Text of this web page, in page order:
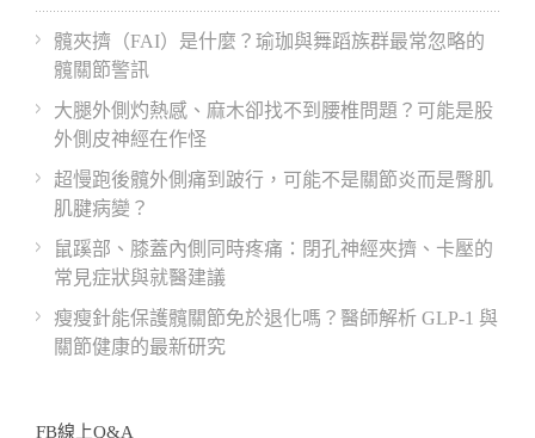
髖夾擠（FAI）是什麼？瑜珈與舞蹈族群最常忽略的
髖關節警訊
大腿外側灼熱感、麻木卻找不到腰椎問題？可能是股
外側皮神經在作怪
超慢跑後髖外側痛到跛行，可能不是關節炎而是臀肌
肌腱病變？
鼠蹊部、膝蓋內側同時疼痛：閉孔神經夾擠、卡壓的
常見症狀與就醫建議
瘦瘦針能保護髖關節免於退化嗎？醫師解析 GLP-1 與
關節健康的最新研究
FB線上Q&A